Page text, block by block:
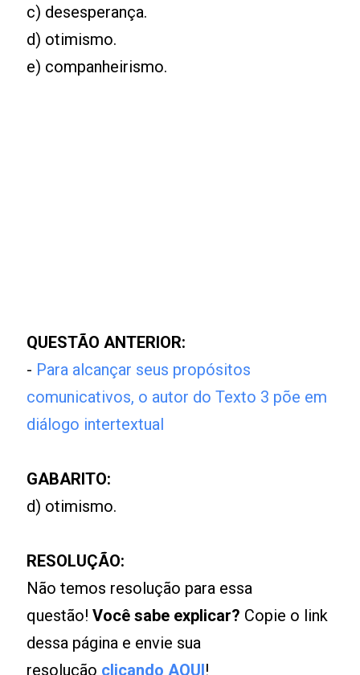
c) desesperança.
d) otimismo.
e) companheirismo.
QUESTÃO ANTERIOR:
- Para alcançar seus propósitos
comunicativos, o autor do Texto 3 põe em
diálogo intertextual
GABARITO:
d) otimismo.
RESOLUÇÃO:
Não temos resolução para essa
questão!Você sabe explicar? Copie o link
dessa página e envie sua
resolução clicando AQUI!